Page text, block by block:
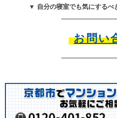
▼ 自分の寝室でも気にするべ
お問い